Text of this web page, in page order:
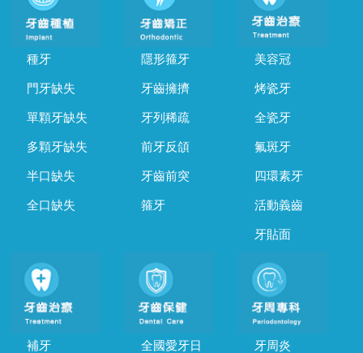
種牙
門牙缺失
單顆牙缺失
多顆牙缺失
半口缺失
全口缺失
隱形箍牙
牙齒擁擠
牙列稀疏
前牙反頜
牙齒前突
箍牙
美容冠
烤瓷牙
全瓷牙
氟斑牙
四環素牙
活動義齒
牙貼面
補牙 全國愛牙日 牙周炎